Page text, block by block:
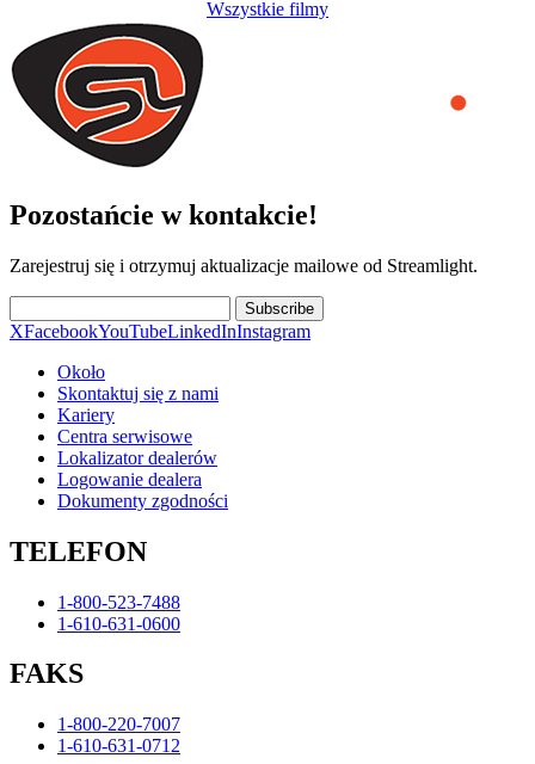
Wszystkie filmy
Pozostańcie w kontakcie!
Zarejestruj się i otrzymuj aktualizacje mailowe od Streamlight.
Subscribe
XFacebookYouTubeLinkedInInstagram
Około
Skontaktuj się z nami
Kariery
Centra serwisowe
Lokalizator dealerów
Logowanie dealera
Dokumenty zgodności
TELEFON
1-800-523-7488
1-610-631-0600
FAKS
1-800-220-7007
1-610-631-0712